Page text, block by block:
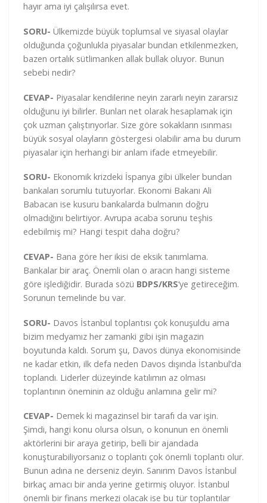
hayır ama iyi çalışılırsa evet.
SORU- Ülkemizde büyük toplumsal ve siyasal olaylar
olduğunda çoğunlukla piyasalar bundan etkilenmezken,
bazen ortalık sütlimanken allak bullak oluyor. Bunun
sebebi nedir?
CEVAP- Piyasalar kendilerine neyin zararlı neyin zararsız
olduğunu iyi bilirler. Bunları net olarak hesaplamak için
çok uzman çalıştırıyorlar. Size göre sokakların ısınması
büyük sosyal olayların göstergesi olabilir ama bu durum
piyasalar için herhangi bir anlam ifade etmeyebilir.
SORU- Ekonomik krizdeki İspanya gibi ülkeler bundan
bankaları sorumlu tutuyorlar. Ekonomi Bakanı Ali
Babacan ise kusuru bankalarda bulmanın doğru
olmadığını belirtiyor. Avrupa acaba sorunu teşhis
edebilmiş mi? Hangi tespit daha doğru?
CEVAP- Bana göre her ikisi de eksik tanımlama.
Bankalar bir araç. Önemli olan o aracın hangi sisteme
göre işlediğidir. Burada sözü BDPS/KRS‘ye getireceğim.
Sorunun temelinde bu var.
SORU- Davos İstanbul toplantısı çok konuşuldu ama
bizim medyamız her zamanki gibi işin magazin
boyutunda kaldı. Sorum şu, Davos dünya ekonomisinde
ne kadar etkin, ilk defa neden Davos dışında İstanbul’da
toplandı. Liderler düzeyinde katılımın az olması
toplantının öneminin az olduğu anlamına gelir mi?
CEVAP- Demek ki magazinsel bir tarafı da var işin.
Şimdi, hangi konu olursa olsun, o konunun en önemli
aktörlerini bir araya getirip, belli bir ajandada
konuşturabiliyorsanız o toplantı çok önemli toplantı olur.
Bunun adına ne derseniz deyin. Sanırım Davos İstanbul
birkaç amacı bir anda yerine getirmiş oluyor. İstanbul
önemli bir finans merkezi olacak ise bu tür toplantılar